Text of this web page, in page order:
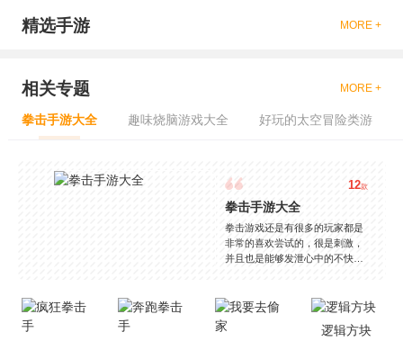
精选手游 MORE +
相关专题 MORE +
拳击手游大全 趣味烧脑游戏大全 好玩的太空冒险类游
12款
拳击手游大全
拳击游戏还是有很多的玩家都是
非常的喜欢尝试的，很是刺激，
并且也是能够发泄心中的不快
是一些格斗的游戏，其实是非常
的有趣，也是相当的刺激的，游
戏中是有一些不同的场景都是能
逻辑方块